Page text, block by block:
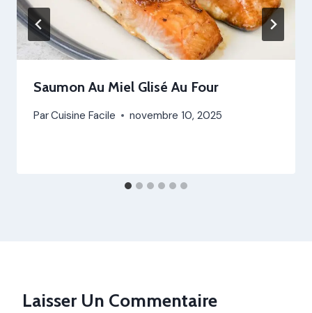
Saumon Au Miel Glisé Au Four
ParCuisine Facile novembre 10, 2025
Laisser Un Commentaire